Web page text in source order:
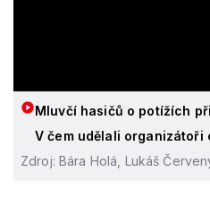
Mluvčí hasičů o potížích
V čem udělali organizátoři
Zdroj: Bára Holá, Lukáš